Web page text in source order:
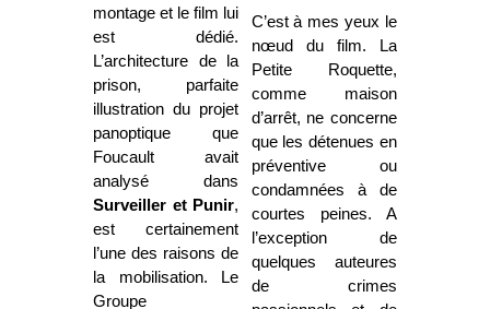
montage et le film lui
est dédié.
L’architecture de la
prison, parfaite
illustration du projet
panoptique que
Foucault avait
analysé dans
Surveiller et Punir,
est certainement
l’une des raisons de
la mobilisation. Le
Groupe
C’est à mes yeux le
nœud du film. La
Petite Roquette,
comme maison
d’arrêt, ne concerne
que les détenues en
préventive ou
condamnées à de
courtes peines. A
l’exception de
quelques auteures
de crimes